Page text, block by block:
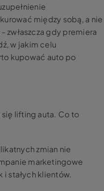
między sobą, a nie
zwłaszcza gdy premiera
w jakim celu
kupować auto po
lifting auta. Co to
zmian nie
marketingowe
i stałych klientów.